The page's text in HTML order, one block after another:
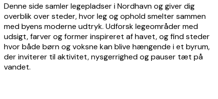
Denne side samler legepladser i Nordhavn og giver dig
overblik over steder, hvor leg og ophold smelter sammen
med byens moderne udtryk. Udforsk legeområder med
udsigt, farver og former inspireret af havet, og find steder
hvor både børn og voksne kan blive hængende i et byrum,
der inviterer til aktivitet, nysgerrighed og pauser tæt på
vandet.